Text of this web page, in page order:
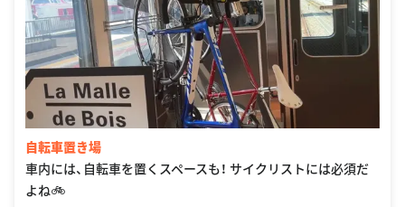
自転車置き場
車内には、自転車を置くスペースも！ サイクリストには必須だ
よね🚲